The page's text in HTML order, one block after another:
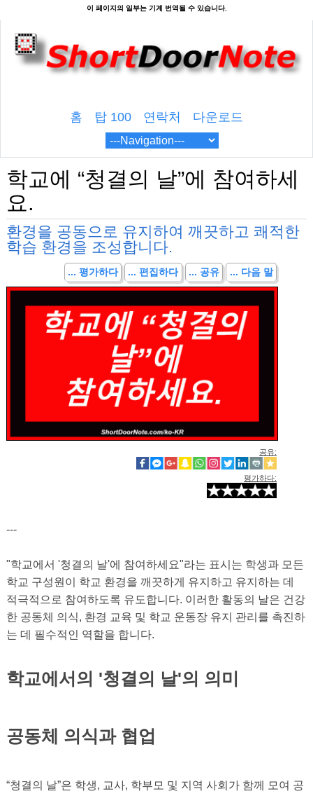
홈 탑 100 연락처 다운로드
학교에 “청결의 날”에 참여하세
요.
환경을 공동으로 유지하여 깨끗하고 쾌적한
학습 환경을 조성합니다.
... 평가하다 ... 편집하다 ... 공유 ... 다음 말
공유:
평가하다:
---
"학교에서 '청결의 날'에 참여하세요"라는 표시는 학생과 모든
학교 구성원이 학교 환경을 깨끗하게 유지하고 유지하는 데
적극적으로 참여하도록 유도합니다. 이러한 활동의 ​​날은 건강
한 공동체 의식, 환경 교육 및 학교 운동장 유지 관리를 촉진하
는 데 필수적인 역할을 합니다.
학교에서의 '청결의 날'의 의미
공동체 의식과 협업
“청결의 날”은 학생, 교사, 학부모 및 지역 사회가 함께 모여 공